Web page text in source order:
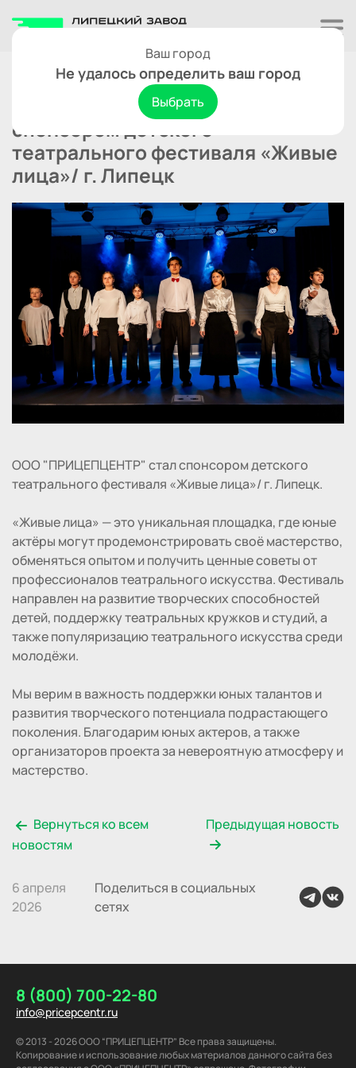
Ваш город
Не удалось определить ваш город
Выбрать
Новости
ООО "ПРИЦЕПЦЕНТР" стал
спонсором детского
театрального фестиваля «Живые
лица»/ г. Липецк
ООО "ПРИЦЕПЦЕНТР" стал спонсором детского
театрального фестиваля «Живые лица»/ г. Липецк.
«Живые лица» — это уникальная площадка, где юные
актёры могут продемонстрировать своё мастерство,
обменяться опытом и получить ценные советы от
профессионалов театрального искусства. Фестиваль
направлен на развитие творческих способностей
детей, поддержку театральных кружков и студий, а
также популяризацию театрального искусства среди
молодёжи.
Мы верим в важность поддержки юных талантов и
развития творческого потенциала подрастающего
поколения. Благодарим юных актеров, а также
организаторов проекта за невероятную атмосферу и
мастерство.
Вернуться ко всем
новостям
Предыдущая новость
6 апреля
2026
Поделиться в социальных
сетях
8 (800) 700-22-80
info@pricepcentr.ru
© 2013 - 2026 ООО “ПРИЦЕПЦЕНТР” Все права защищены.
Копирование и использование любых материалов данного сайта без